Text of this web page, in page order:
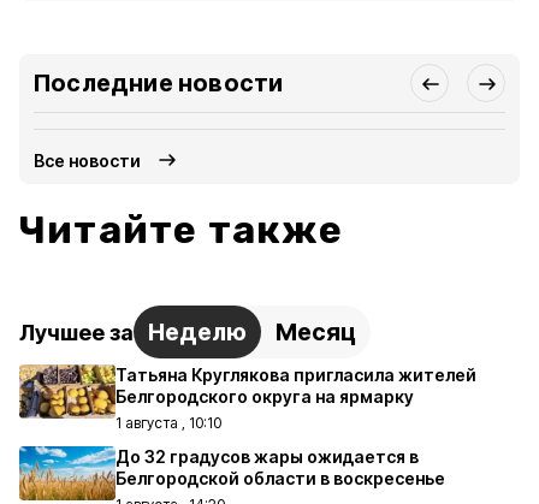
Последние новости
Все новости
Читайте также
Лучшее за Неделю Месяц
Татьяна Круглякова пригласила жителей
Белгородского округа на ярмарку
1 августа , 10:10
До 32 градусов жары ожидается в
Белгородской области в воскресенье